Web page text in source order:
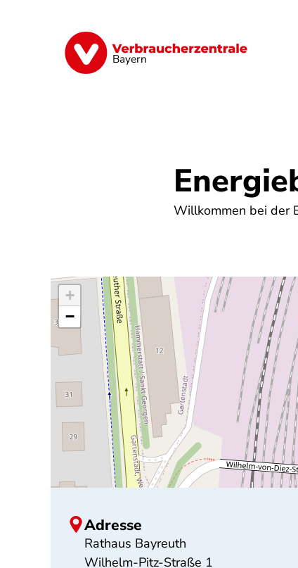
Bayern
Finanzen Digitales Lebensmittel
Willkommen bei der
+
−
Adresse
Rathaus Bayreuth
Wilhelm-Pitz-Straße 1